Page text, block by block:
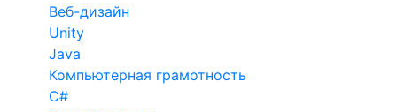
Веб-дизайн
Unity
Java
Компьютерная грамотность
C#